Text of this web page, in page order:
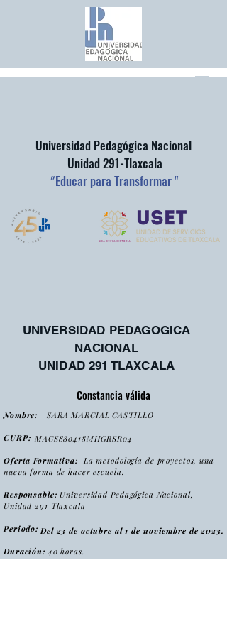
Universidad Pedagógica Nacional
Unidad 291-Tlaxcala
"Educar para Transformar "
UNIVERSIDAD PEDAGOGICA
NACIONAL
UNIDAD 291 TLAXCALA
Constancia válida
Nombre:
CURP:
Oferta Formativa: La metodología de proyectos, una
nueva forma de hacer escuela.
Responsable: Universidad Pedagógica Nacional,
Unidad 291 Tlaxcala
Periodo:
Duración: 40 horas.
SARA MARCIAL CASTILLO
MACS880418MHGRSR04
Del 23 de octubre al 1 de noviembre de 2023.